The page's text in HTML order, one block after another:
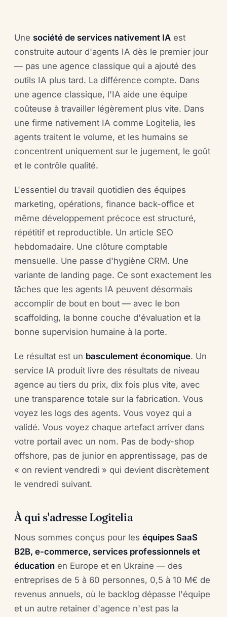
Une société de services nativement IA est
construite autour d'agents IA dès le premier jour
— pas une agence classique qui a ajouté des
outils IA plus tard. La différence compte. Dans
une agence classique, l'IA aide une équipe
coûteuse à travailler légèrement plus vite. Dans
une firme nativement IA comme Logitelia, les
agents traitent le volume, et les humains se
concentrent uniquement sur le jugement, le goût
et le contrôle qualité.
L'essentiel du travail quotidien des équipes
marketing, opérations, finance back-office et
même développement précoce est structuré,
répétitif et reproductible. Un article SEO
hebdomadaire. Une clôture comptable
mensuelle. Une passe d'hygiène CRM. Une
variante de landing page. Ce sont exactement les
tâches que les agents IA peuvent désormais
accomplir de bout en bout — avec le bon
scaffolding, la bonne couche d'évaluation et la
bonne supervision humaine à la porte.
Le résultat est un basculement économique. Un
service IA produit livre des résultats de niveau
agence au tiers du prix, dix fois plus vite, avec
une transparence totale sur la fabrication. Vous
voyez les logs des agents. Vous voyez qui a
validé. Vous voyez chaque artefact arriver dans
votre portail avec un nom. Pas de body-shop
offshore, pas de junior en apprentissage, pas de
« on revient vendredi » qui devient discrètement
le vendredi suivant.
À qui s'adresse Logitelia
Nous sommes conçus pour les équipes SaaS
B2B, e-commerce, services professionnels et
éducation en Europe et en Ukraine — des
entreprises de 5 à 60 personnes, 0,5 à 10 M€ de
revenus annuels, où le backlog dépasse l'équipe
et un autre retainer d'agence n'est pas la